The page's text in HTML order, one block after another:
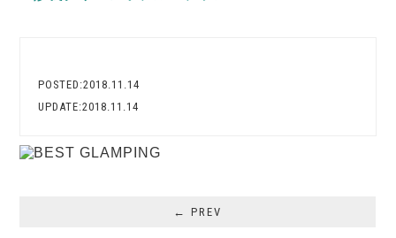
POSTED:2018.11.14
UPDATE:2018.11.14
← PREV